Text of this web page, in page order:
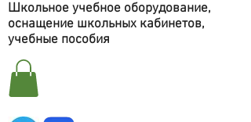
Школьное учебное оборудование,
оснащение школьных кабинетов,
учебные пособия